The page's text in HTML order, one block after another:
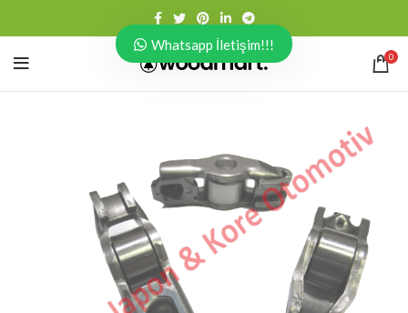
0
Whatsapp İletişim!!!